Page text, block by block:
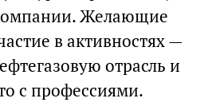
Желающие
в активностях —
отрасль и
с профессиями.